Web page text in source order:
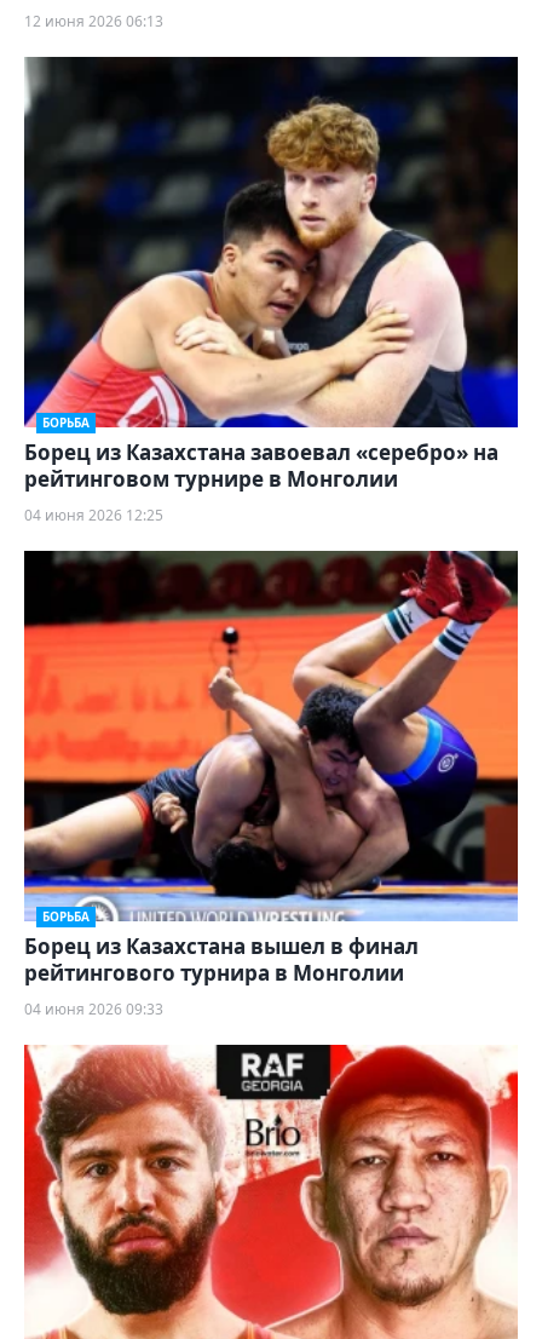
12 июня 2026 06:13
БОРЬБА
Борец из Казахстана завоевал «серебро» на
рейтинговом турнире в Монголии
04 июня 2026 12:25
БОРЬБА
Борец из Казахстана вышел в финал
рейтингового турнира в Монголии
04 июня 2026 09:33